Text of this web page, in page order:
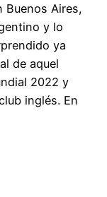
Buenos Aires,
y lo
ya
de aquel
2022 y
inglés. En